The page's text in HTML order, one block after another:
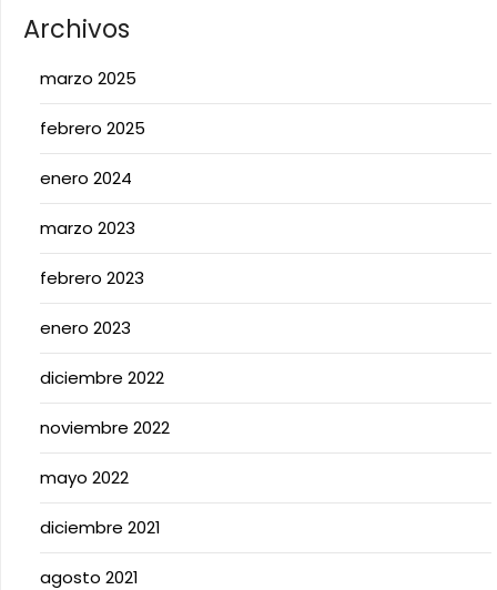
Archivos
marzo 2025
febrero 2025
enero 2024
marzo 2023
febrero 2023
enero 2023
diciembre 2022
noviembre 2022
mayo 2022
diciembre 2021
agosto 2021